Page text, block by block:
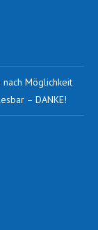
Möglichkeit
– DANKE!